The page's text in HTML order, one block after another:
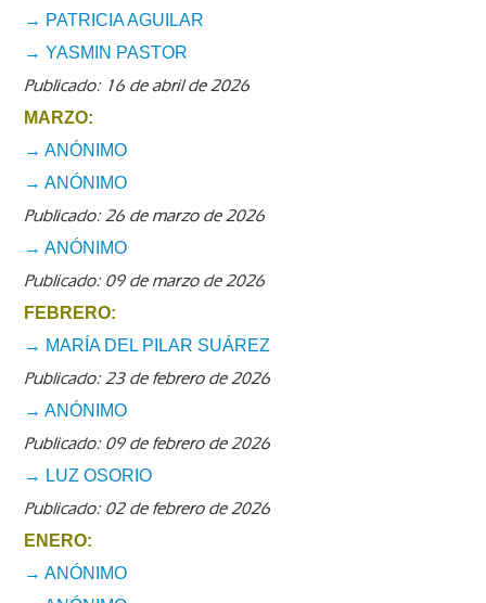
→ PATRICIA AGUILAR
→ YASMIN PASTOR
Publicado: 16 de abril de 2026
MARZO:
→ ANÓNIMO
→ ANÓNIMO
Publicado: 26 de marzo de 2026
→ ANÓNIMO
Publicado: 09 de marzo de 2026
FEBRERO:
→ MARÍA DEL PILAR SUÁREZ
Publicado: 23 de febrero de 2026
→ ANÓNIMO
Publicado: 09 de febrero de 2026
→ LUZ OSORIO
Publicado: 02 de febrero de 2026
ENERO:
→ ANÓNIMO